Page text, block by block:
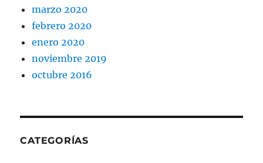
marzo 2020
febrero 2020
enero 2020
noviembre 2019
octubre 2016
CATEGORÍAS